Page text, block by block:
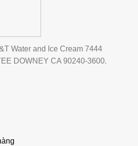
Water and Ice Cream 7444
DOWNEY CA 90240-3600.